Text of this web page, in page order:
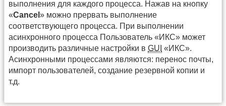
выполнения для каждого процесса. Нажав на кнопку
«Cancel » можно прервать выполнение
соответствующего процесса. При выполнении
асинхронного процесса Пользователь «ИКС» может
производить различные настройки в GUI «ИКС».
Асинхронными процессами являются: перенос почты,
импорт пользователей, создание резервной копии и
т.д.